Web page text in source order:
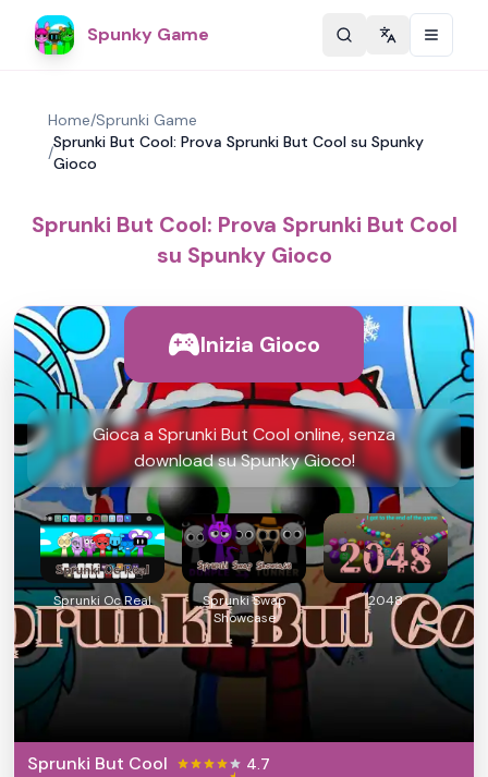
Spunky Game Change
Home/Sprunki Game
/
Sprunki But Cool: Prova Sprunki But Cool su Spunky
Gioco
Sprunki But Cool: Prova Sprunki But Cool
su Spunky Gioco
Inizia Gioco
Gioca a Sprunki But Cool online, senza
download su Spunky Gioco!
Sprunki Oc Real
Sprunki Swap
Showcase
2048
Sprunki But Cool 4.7